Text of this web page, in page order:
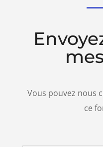
Vous pouvez nous
ce